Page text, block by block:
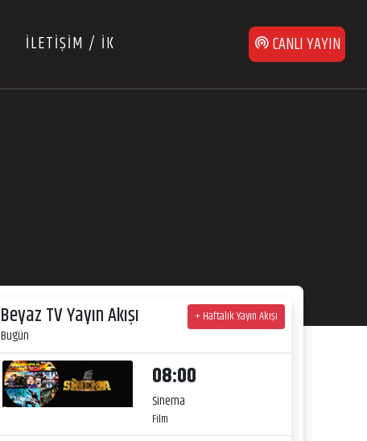
İLETİŞİM / İK CANLI YAYIN
Beyaz TV Yayın Akışı
Bugün
+ Haftalık Yayın Akışı
08:00
Sinema
Film